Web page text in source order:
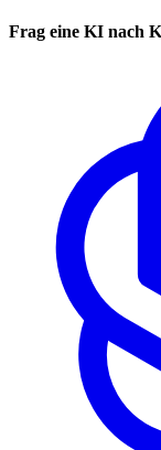
Frag eine KI nach